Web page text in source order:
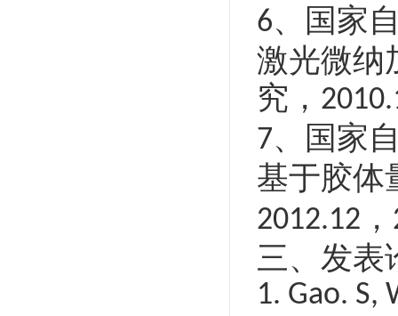
6、国家
激光微纳
究，
7、国家
基于胶体
2012.12 ，
三、发表
1. Gao. S,